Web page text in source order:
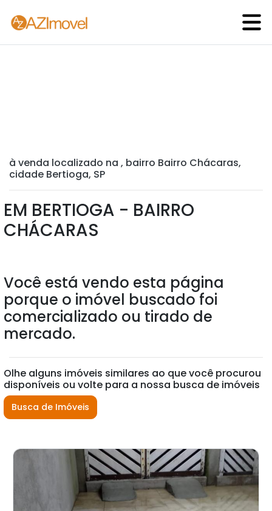
à venda localizado na , bairro Bairro Chácaras,
cidade Bertioga, SP
EM BERTIOGA - BAIRRO
CHÁCARAS
Você está vendo esta página
porque o imóvel buscado foi
comercializado ou tirado de
mercado.
Olhe alguns imóveis similares ao que você procurou
disponíveis ou volte para a nossa busca de imóveis
Busca de Imóveis